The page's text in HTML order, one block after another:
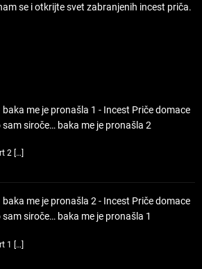
se i otkrijte svet zabranjenih incest priča.
me je pronašla 1 - Incest Priče domace
sam siroče… baka me je pronašla 2
2 […]
me je pronašla 2 - Incest Priče domace
sam siroče… baka me je pronašla 1
1 […]